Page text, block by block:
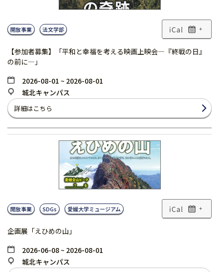
開放事業 法文学部 +
【参加者募集】「平和と幸福を考える映画上映会―『終戦の日』
の前に―」
2026-08-01 ~ 2026-08-01
城北キャンパス
詳細はこちら
開放事業 SDGs 愛媛大学ミュージアム +
企画展「えひめの山」
2026-06-08 ~ 2026-08-01
城北キャンパス